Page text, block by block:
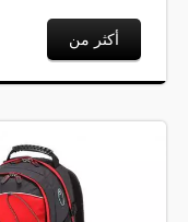
أكثر من